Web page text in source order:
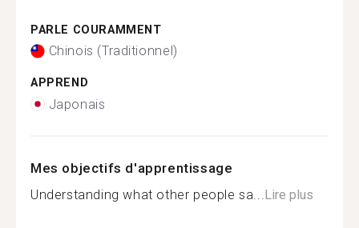
PARLE COURAMMENT
Chinois (Traditionnel)
APPREND
Japonais
Mes objectifs d'apprentissage
Understanding what other people sa... Lire plus